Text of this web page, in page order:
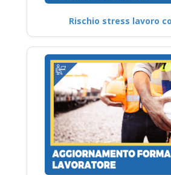
Rischio stress lavoro